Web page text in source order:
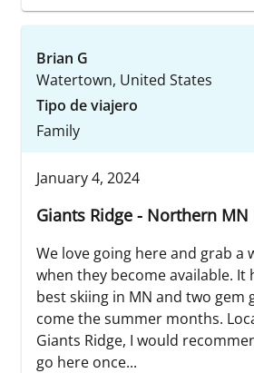
Brian G
Watertown, United States
Tipo de viajero
Family
January 4, 2024
Giants Ridge - Northern MN
We love going here and grab a
when they become available. It
best skiing in MN and two gem
come the summer months.
Giants Ridge, I would
go here once...